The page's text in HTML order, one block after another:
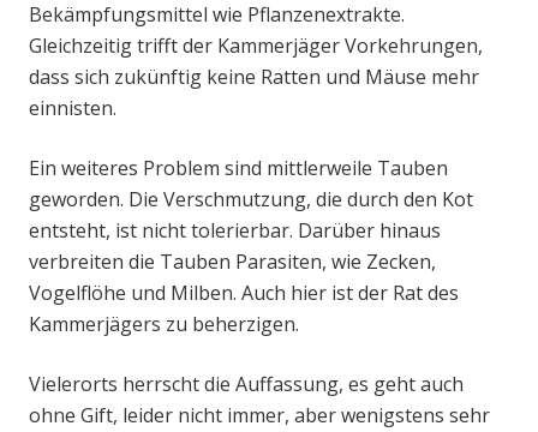
Bekämpfungsmittel wie Pflanzenextrakte.
Gleichzeitig trifft der Kammerjäger Vorkehrungen,
dass sich zukünftig keine Ratten und Mäuse mehr
einnisten.
Ein weiteres Problem sind mittlerweile Tauben
geworden. Die Verschmutzung, die durch den Kot
entsteht, ist nicht tolerierbar. Darüber hinaus
verbreiten die Tauben Parasiten, wie Zecken,
Vogelflöhe und Milben. Auch hier ist der Rat des
Kammerjägers zu beherzigen.
Vielerorts herrscht die Auffassung, es geht auch
ohne Gift, leider nicht immer, aber wenigstens sehr